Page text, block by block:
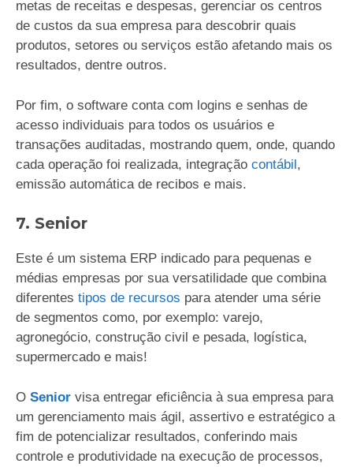
metas de receitas e despesas, gerenciar os centros
de custos da sua empresa para descobrir quais
produtos, setores ou serviços estão afetando mais os
resultados, dentre outros.
Por fim, o software conta com logins e senhas de
acesso individuais para todos os usuários e
transações auditadas, mostrando quem, onde, quando
cada operação foi realizada, integração contábil,
emissão automática de recibos e mais.
7. Senior
Este é um sistema ERP indicado para pequenas e
médias empresas por sua versatilidade que combina
diferentes tipos de recursos para atender uma série
de segmentos como, por exemplo: varejo,
agronegócio, construção civil e pesada, logística,
supermercado e mais!
O Senior visa entregar eficiência à sua empresa para
um gerenciamento mais ágil, assertivo e estratégico a
fim de potencializar resultados, conferindo mais
controle e produtividade na execução de processos,